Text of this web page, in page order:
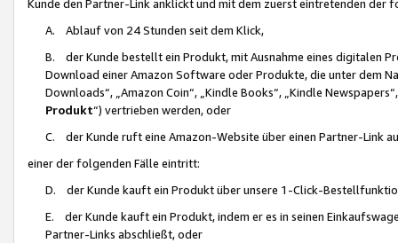
Kunde den Partner-Link anklickt und mit dem zuerst eintretenden der
A. Ablauf von 24 Stunden seit dem Klick,
B. der Kunde bestellt ein Produkt, mit Ausnahme eines digitalen
Download einer Amazon Software oder Produkte, die unter dem
Downloads“, „Amazon Coin“, „Kindle Books“, „Kindle
Produkt“) vertrieben werden, oder
C. der Kunde ruft eine Amazon-Website über einen Partner-Link
einer der folgenden Fälle eintritt:
D. der Kunde kauft ein Produkt über unsere 1-Click-
E. der Kunde kauft ein Produkt, indem er es in seinen
Partner-Links abschließt, oder